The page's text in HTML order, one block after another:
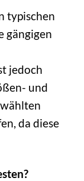
typischen
gängigen
jedoch
und
da diese